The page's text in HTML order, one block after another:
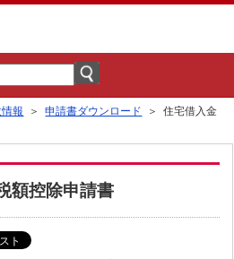
報 ＞申請書ダウンロード
＞ 住宅借入金
額控除申請書